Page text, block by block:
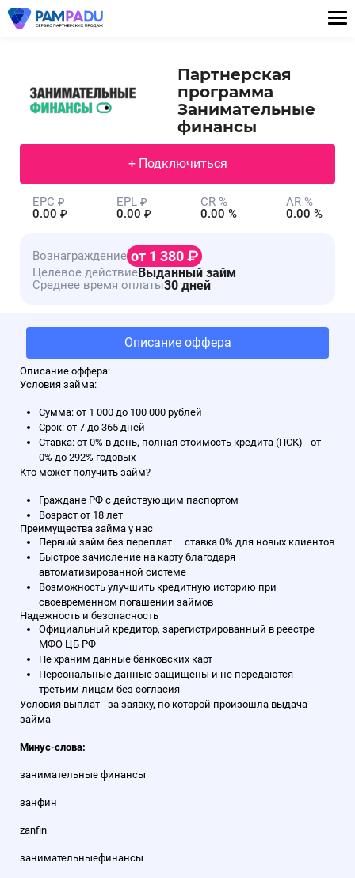
Партнерская
программа
Занимательные
финансы
+ Подключиться
EPC ₽
0.00 ₽
EPL ₽
0.00 ₽
CR %
0.00 %
AR %
0.00 %
Вознаграждение от 1 380
Целевое действиеВыданный займ
Среднее время оплаты30 дней
Описание оффера
Описание оффера:
Условия займа:
Сумма: от 1 000 до 100 000 рублей
Срок: от 7 до 365 дней
Ставка: от 0% в день, полная стоимость кредита (ПСК) - от
0% до 292% годовых
Кто может получить займ?
Граждане РФ с действующим паспортом
Возраст от 18 лет
Преимущества займа у нас
Первый займ без переплат — ставка 0% для новых клиентов
Быстрое зачисление на карту благодаря
автоматизированной системе
Возможность улучшить кредитную историю при
своевременном погашении займов
Надежность и безопасность
Официальный кредитор, зарегистрированный в реестре
МФО ЦБ РФ
Не храним данные банковских карт
Персональные данные защищены и не передаются
третьим лицам без согласия
Условия выплат - за заявку, по которой произошла выдача
займа
Минус-слова:
занимательные финансы
занфин
zanfin
занимательныефинансы